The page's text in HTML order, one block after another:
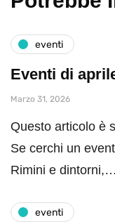
eventi
Eventi di
Marzo 31, 2026
Questo articolo è
Se cerchi un
Rimini e dintorni,…
eventi